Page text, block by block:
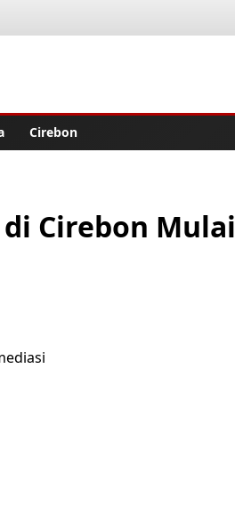
Cirebon
Cirebon Mulai